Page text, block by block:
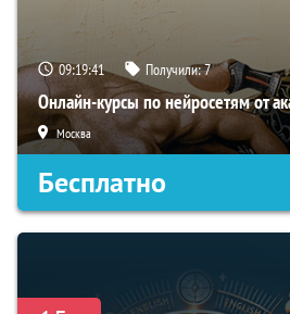
09:19:40 Получили:7
Онлайн-курсы по нейросетям от
Москва
Бесплатно